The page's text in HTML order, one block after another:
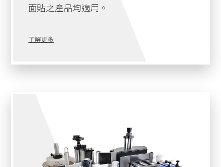
面貼之產品均適用。
了解更多